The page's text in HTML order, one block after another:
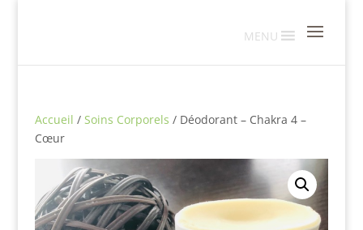
MENU
Accueil / Soins Corporels / Déodorant – Chakra 4 –
Cœur